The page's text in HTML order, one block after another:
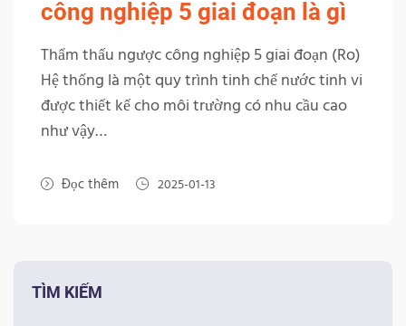
công nghiệp 5 giai đoạn là gì
Thẩm thấu ngược công nghiệp 5 giai đoạn (Ro)
Hệ thống là một quy trình tinh chế nước tinh vi
được thiết kế cho môi trường có nhu cầu cao
như vậy…
Đọc thêm 2025-01-13
TÌM KIẾM